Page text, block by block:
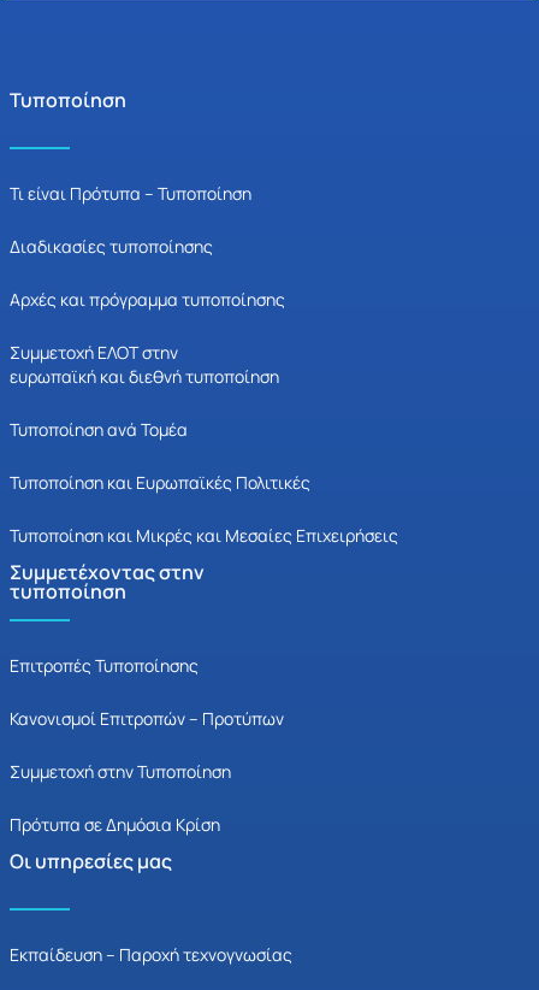
Τυποποίηση
Τι είναι Πρότυπα – Τυποποίηση
Διαδικασίες τυποποίησης
Αρχές και πρόγραμμα τυποποίησης
Συμμετοχή ΕΛΟΤ στην
ευρωπαϊκή και διεθνή τυποποίηση
Τυποποίηση ανά Τομέα
Τυποποίηση και Ευρωπαϊκές Πολιτικές
Τυποποίηση και Μικρές και Μεσαίες Επιχειρήσεις
Συμμετέχοντας στην
τυποποίηση
Επιτροπές Τυποποίησης
Κανονισμοί Επιτροπών – Προτύπων
Συμμετοχή στην Τυποποίηση
Πρότυπα σε Δημόσια Κρίση
Οι υπηρεσίες μας
Εκπαίδευση – Παροχή τεχνογνωσίας